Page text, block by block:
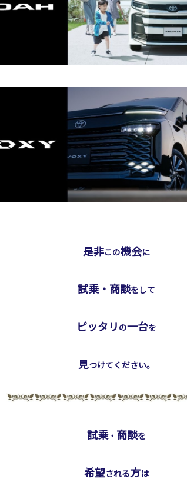
是非この機会に
試乗・商談をして
ピッタリ の一台を
見つけてください。
試乗・ 商談を
希望される方は